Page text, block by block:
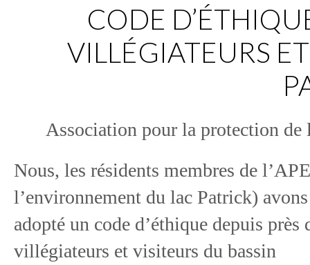
CODE
VILLÉGIATEURS
Association pour la protection
Nous, les résidents membres de
l’environnement du lac Patrick) avons
adopté un code d’éthique depuis
villégiateurs et visiteurs du bassin